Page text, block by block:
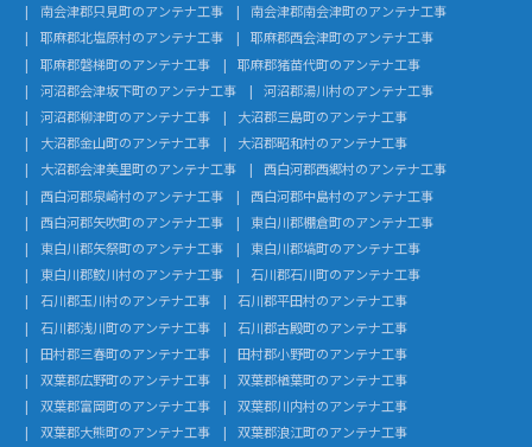
南会津郡只見町のアンテナ工事
南会津郡南会津町のアンテナ工事
耶麻郡北塩原村のアンテナ工事
耶麻郡西会津町のアンテナ工事
耶麻郡磐梯町のアンテナ工事
耶麻郡猪苗代町のアンテナ工事
河沼郡会津坂下町のアンテナ工事
河沼郡湯川村のアンテナ工事
河沼郡柳津町のアンテナ工事
大沼郡三島町のアンテナ工事
大沼郡金山町のアンテナ工事
大沼郡昭和村のアンテナ工事
大沼郡会津美里町のアンテナ工事
西白河郡西郷村のアンテナ工事
西白河郡泉崎村のアンテナ工事
西白河郡中島村のアンテナ工事
西白河郡矢吹町のアンテナ工事
東白川郡棚倉町のアンテナ工事
東白川郡矢祭町のアンテナ工事
東白川郡塙町のアンテナ工事
東白川郡鮫川村のアンテナ工事
石川郡石川町のアンテナ工事
石川郡玉川村のアンテナ工事
石川郡平田村のアンテナ工事
石川郡浅川町のアンテナ工事
石川郡古殿町のアンテナ工事
田村郡三春町のアンテナ工事
田村郡小野町のアンテナ工事
双葉郡広野町のアンテナ工事
双葉郡楢葉町のアンテナ工事
双葉郡富岡町のアンテナ工事
双葉郡川内村のアンテナ工事
双葉郡大熊町のアンテナ工事
双葉郡浪江町のアンテナ工事